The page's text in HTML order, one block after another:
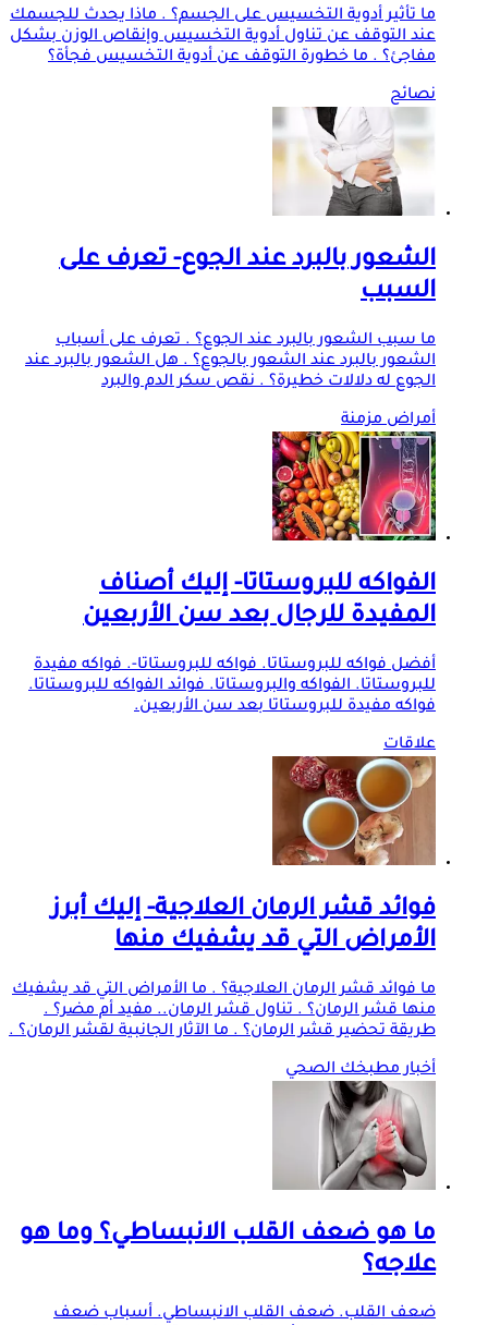
ما تأثير أدوية التخسيس على الجسم؟ . ماذا يحدث للجسمك
عند التوقف عن تناول أدوية التخسيس وإنقاص الوزن بشكل
مفاجئ؟ . ما خطورة التوقف عن أدوية التخسيس فجأة؟
نصائح
الشعور بالبرد عند الجوع- تعرف على
السبب
ما سبب الشعور بالبرد عند الجوع؟ . تعرف على أسباب
الشعور بالبرد عند الشعور بالجوع؟ . هل الشعور بالبرد عند
الجوع له دلالات خطيرة؟ . نقص سكر الدم والبرد
أمراض مزمنة
الفواكه للبروستاتا- إليك أصناف
المفيدة للرجال بعد سن الأربعين
أفضل فواكه للبروستاتا. فواكه للبروستاتا-. فواكه مفيدة
للبروستاتا. الفواكه والبروستاتا. فوائد الفواكه للبروستاتا.
فواكه مفيدة للبروستاتا بعد سن الأربعين.
علاقات
فوائد قشر الرمان العلاجية- إليك أبرز
الأمراض التي قد يشفيك منها
ما فوائد قشر الرمان العلاجية؟ . ما الأمراض التي قد يشفيك
منها قشر الرمان؟ . تناول قشر الرمان.. مفيد أم مضر؟ .
طريقة تحضير قشر الرمان؟ . ما الآثار الجانبية لقشر الرمان؟ .
أخبار مطبخك الصحي
ما هو ضعف القلب الانبساطي؟ وما هو
علاجه؟
ضعف القلب. ضعف القلب الانبساطي. أسباب ضعف